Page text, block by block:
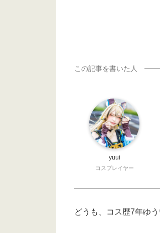
yuui
コスプレイヤー
どうも、コス歴7年ゆう